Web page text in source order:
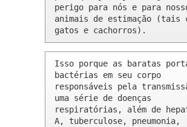
perigo para nós e para
animais de estimação (tais
gatos e cachorros).
Isso porque as baratas
bactérias em seu corpo
responsáveis pela
uma série de doenças
respiratórias, além de
A, tuberculose, pneumonia,